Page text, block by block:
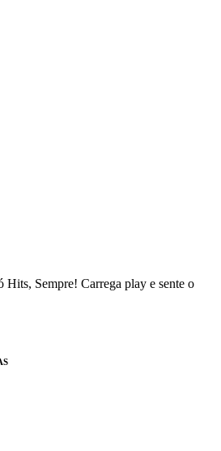
Sempre! Carrega play e sente o